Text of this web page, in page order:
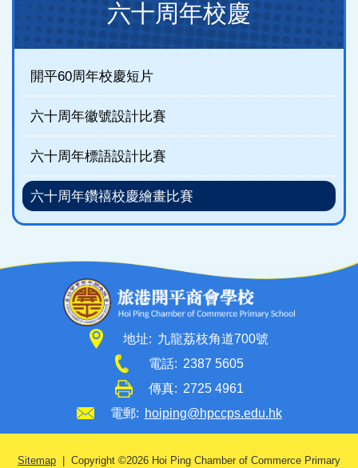
navigation
(new)
六十周年校慶
開平60周年校慶短片
六十周年徽號設計比賽
六十周年標語設計比賽
六十周年鑽禧校慶繪畫比賽
地址: 九龍荔枝角道700號
電話: 2387 5605
傳真: 2725 4961
電郵: hoiping@hpccps.edu.hk
Sitemap | Copyright ©2026 Hoi Ping Chamber of Commerce Primary